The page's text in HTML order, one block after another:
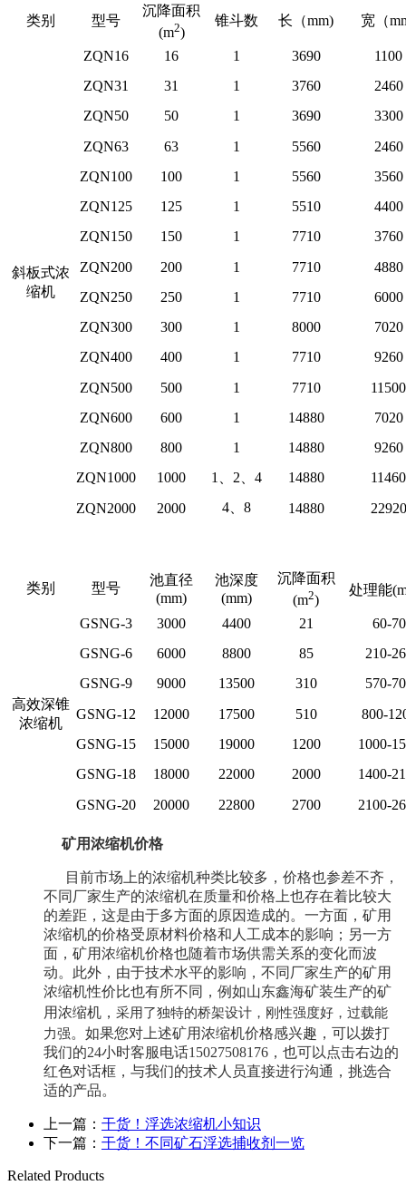
类别 型号
沉降面积
(m2)
锥斗数 长（mm) 宽（
斜板式浓
缩机
ZQN16 16 1 3690
1100
ZQN31
31 1 3760
2460
ZQN50
50 1 3690
3300
ZQN63
63 1 5560
2460
ZQN100
100 1 5560
3560
ZQN125
125 1 5510
4400
ZQN150
150 1 7710
3760
ZQN200
200 1 7710
4880
ZQN250
250 1 7710
6000
ZQN300
300 1 8000
7020
ZQN400
400 1 7710
9260
ZQN500
500 1 7710
11500
ZQN600
600 1 14880
7020
ZQN800
800 1 14880
9260
ZQN1000
1000 1、2、4 14880
11460
ZQN2000
2000 4、8 14880 22920
类别 型号
池直径
(mm)
池深度
(mm)
沉降面积
(m2)
处理能
高效深锥
浓缩机
GSNG-3 3000 4400 21
60-70
GSNG-6
6000 8800 85
210-
GSNG-9
9000 13500 310
570-
GSNG-12
12000 17500 510
800-
GSNG-15
15000 19000 1200
1000-
GSNG-18
18000 22000 2000
1400-
GSNG-20
20000 22800 2700 2100-
矿用浓缩机价格
目前市场上的浓缩机种类比较多，价格也参差不齐，
不同厂家生产的浓缩机在质量和价格上也存在着比较大
的差距，这是由于多方面的原因造成的。一方面，矿用
浓缩机的价格受原材料价格和人工成本的影响；另一方
面，矿用浓缩机价格也随着市场供需关系的变化而波
动。此外，由于技术水平的影响，不同厂家生产的矿用
浓缩机性价比也有所不同，例如山东鑫海矿装生产的矿
用浓缩机 ， 采用了独特的桥架设计，刚性强度好，过载能
力强。如果您对上述矿用浓缩机价格感兴趣，可以拨打
我们的24小时客服电话15027508176，也可以点击右边的
红色对话框，与我们的技术人员直接进行沟通，挑选合
适的产品。
上一篇： 干货！浮选浓缩机小知识
下一篇： 干货！不同矿石浮选捕收剂一览
Related Products